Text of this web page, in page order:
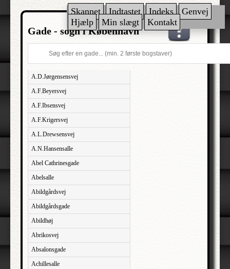
Skannet Indtastet Indeks
Genvej
Hjælp
Min slægt Kontakt
Gade - sogn i København
A.D.Jørgensensvej
A.F.Beyersvej
A.F.Ibsensvej
A.F.Krigersvej
A.L.Drewsensvej
A.N.Hansensalle
Abel Cathrinesgade
Abelsalle
Abildgårdsvej
Abildgårdsgade
Abildhøj
Abrikosvej
Absalonsgade
Achillesalle